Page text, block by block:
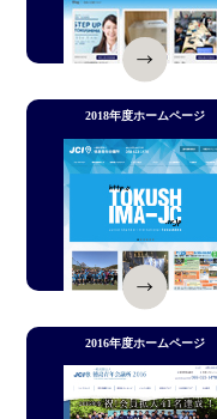
2018年度ホームページ
2016年度ホームページ